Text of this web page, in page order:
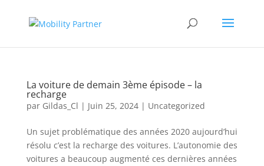
La voiture de demain 3ème épisode – la
recharge
par Gildas_Cl | Juin 25, 2024| Uncategorized
Un sujet problématique des années 2020 aujourd’hui
résolu c’est la recharge des voitures. L’autonomie des
voitures a beaucoup augmenté ces dernières années